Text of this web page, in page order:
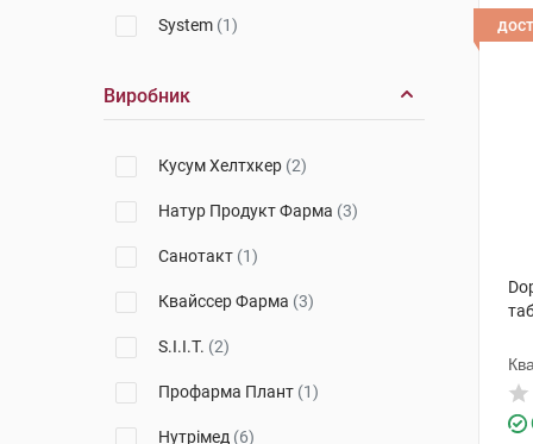
System (1)
Виробник
Кусум Хелтхкер (2)
Натур Продукт Фарма (3)
Санотакт (1)
Квайссер Фарма (3)
S.I.I.T. (2)
Профарма Плант (1)
Нутрімед (6)